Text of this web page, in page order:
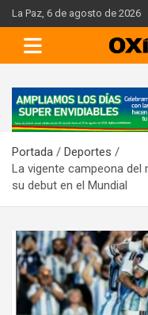
Skip
to
content
La Paz, 6 de agosto de 2026
A
d
e
r
t
s
e
m
e
Portada
Deportes
La vigente campeona del
su debut en el Mundial